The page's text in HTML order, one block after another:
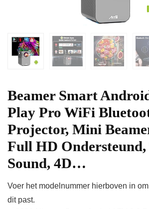
Beamer Smart
Play Pro WiFi
Projector, Mini
Full HD Ondersteund,
Sound, 4D…
Voer het modelnummer hierboven in
dit past.